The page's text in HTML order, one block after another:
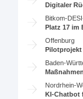
Digitaler
Bitkom-
Platz 17 im
Offenburg
Baden-
Nordrhein-
KI-Chatbot